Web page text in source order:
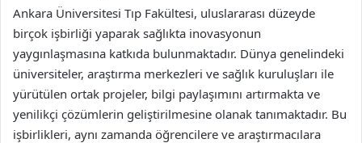
Ankara Üniversitesi Tıp Fakültesi, uluslararası düzeyde
birçok işbirliği yaparak sağlıkta inovasyonun
yaygınlaşmasına katkıda bulunmaktadır. Dünya genelindeki
üniversiteler, araştırma merkezleri ve sağlık kuruluşları ile
yürütülen ortak projeler, bilgi paylaşımını artırmakta ve
yenilikçi çözümlerin geliştirilmesine olanak tanımaktadır. Bu
işbirlikleri, aynı zamanda öğrencilere ve araştırmacılara